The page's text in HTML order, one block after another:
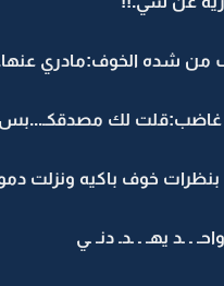
شده الخوف:مادري
لك مصدقكـ...بس
خوف باكيه ونزلت
ـ ـد يهـ ـ ـدـ دنـ ـي